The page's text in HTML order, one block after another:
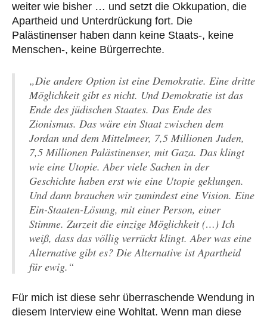
weiter wie bisher … und setzt die Okkupation, die
Apartheid und Unterdrückung fort. Die
Palästinenser haben dann keine Staats-, keine
Menschen-, keine Bürgerrechte.
„Die andere Option ist eine Demokratie. Eine dritte
Möglichkeit gibt es nicht. Und Demokratie ist das
Ende des jüdischen Staates. Das Ende des
Zionismus. Das wäre ein Staat zwischen dem
Jordan und dem Mittelmeer, 7,5 Millionen Juden,
7,5 Millionen Palästinenser, mit Gaza. Das klingt
wie eine Utopie. Aber viele Sachen in der
Geschichte haben erst wie eine Utopie geklungen.
Und dann brauchen wir zumindest eine Vision. Eine
Ein-Staaten-Lösung, mit einer Person, einer
Stimme. Zurzeit die einzige Möglichkeit (…) Ich
weiß, dass das völlig verrückt klingt. Aber was eine
Alternative gibt es? Die Alternative ist Apartheid
für ewig.“
Für mich ist diese sehr überraschende Wendung in
diesem Interview eine Wohltat. Wenn man diese